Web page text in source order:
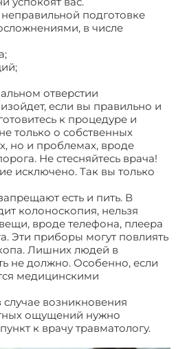
подготовке
в числе
отверстии
если вы правильно и
к процедуре и
только о собственных
но и проблемах, вроде
Не стесняйтесь врача!
исключено. Так вы только
есть и пить. В
колоноскопия, нельзя
вроде телефона, плеера
Эти приборы могут повлиять
Лишних людей в
не должно. Особенно, если
медицинскими
возникновения
ощущений нужно
к врачу травматологу.